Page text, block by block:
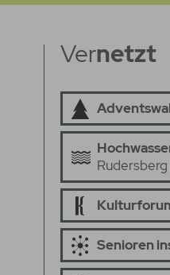
Vernetzt
Rudersberg
Senioren